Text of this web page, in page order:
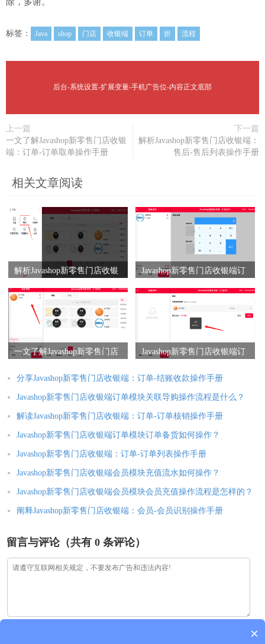
标签： Java shop 门店 收银端 订单 折 流程
后台-系统设置-扩展变量-手机广告位-内容正文底部
上一篇
一文了解Javashop新零售门店收银
端：订单-订单取单操作手册
下一篇
解析Javashop新零售门店收银端：
售后-售后列表操作手册
相关文章阅读
解析Javashop新零售门店收银
Javashop新零售门店收银端订
么？
一文了解Javashop新零售门店
手册
Javashop新零售门店收银端订
分享Javashop新零售门店收银端：订单-结账收款操作手册
Javashop新零售门店收银端订单模块关联导购操作流程是什么？
解读Javashop新零售门店收银端：订单-订单核销操作手册
Javashop新零售门店收银端订单模块订单备货如何操作？
Javashop新零售门店收银端：订单-订单列表操作手册
Javashop新零售门店收银端会员模块充值流水如何操作？
Javashop新零售门店收银端会员模块会员充值操作流程是怎样的？
阐释Javashop新零售门店收银端：会员-会员识别操作手册
留言与评论（共有 0 条评论）
×